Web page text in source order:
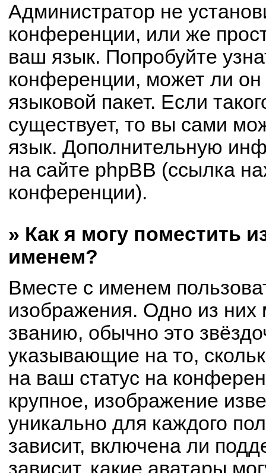
Администратор не
конференции, или же
ваш язык. Попробуйте
конференции, может ли
языковой пакет. Если
существует, то вы сами
язык. Дополнительную
на сайте phpBB (ссылка
конференции).
» Как я могу поместить
именем?
Вместе с именем
изображения. Одно из них
званию, обычно это
указывающие на то,
на ваш статус на
крупное, изображение
уникально для каждого
зависит, включена ли
зависит, какие аватары